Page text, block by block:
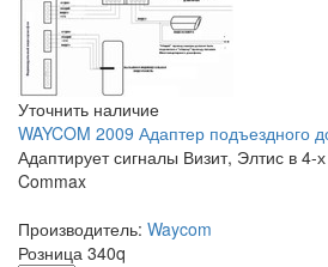
Уточнить наличие
WAYCOM 2009 Адаптер подъездного
Адаптирует сигналы Визит, Элтис в 4-
Commax
Производитель: Waycom
Розница 340q